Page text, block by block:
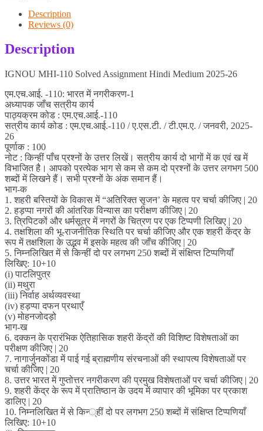
2025-
Description
Reviews (0)
Description
IGNOU MHI-110 Solved Assignment Hindi Medium 2025-26
एम.एच.आई. -110: भारत में नगरीकरण-1
अध्यापक जाँच सत्रीय कार्य
पाठ्यक्रम कोड : एम.एच.आई.-110
सत्रीय कार्य कोड : एम.एच.आई.-110 / ए.एस.टी. / टी.एम.ए. / जनवरी, 2025-
26
पूर्णाक : 100
नोट : किन्हीं पाँच प्रश्नों के उत्तर लिखें। सत्रीय कार्य दो भागों में क एवं ख में
विभाजित है। आपको प्रत्येक भाग से कम से कम दो प्रश्नों के उत्तर लगभग 500
शब्दों में लिखने हैं। सभी प्रश्नों के अंक समान हैं।
भाग-क
1. शहरी बस्तियों के विकास में “अतिरिक्त सृजन’ के महत्व पर चर्चा कीजिए | 20
2. हड़प्पा नगरों की आंतरिक विन्यास का परीक्षण कीजिए | 20
3. त्रिपिटकों और धर्मसूत्र में नगरों के चित्रण पर एक टिप्पणी लिखिए | 20
4. तक्षशिला की भू-राजनीतिक स्थिति पर चर्चा कीजिए और एक शहरी केंद्र के
रूप में तक्षशिला के उद्भव में इसके महत्व की जाँच कीजिए | 20
5. निम्नलिखित में से किन्हीं दो पर लगभग 250 शब्दों में संक्षिप्त टिप्पणियाँ
लिखिए: 10+10
(i) पाटलिपुत्र
(ii) मथुरा
(iii) निर्वाह अर्थव्यवस्था
(iv) हड़प्पा दफन प्रथाएँ
(v) मोहनजोदड़ो
भाग-ख
6. दक्कन के प्रारंभिक ऐतिहासिक शहरी केंद्रों की विशिष्ट विशेषताओं का
परीक्षण कीजिए | 20
7. नागार्जुनकोंडा में पाई गई ब्राह्मणीय संरचनाओं की स्थापत्य विशेषताओं पर
चर्चा कीजिए | 20
8. उत्तर भारत में गुप्तोत्तर नगरीकरण की प्रमुख विशेषताओं पर चर्चा कीजिए | 20
9. शहरी केंद्र के रूप में प्रातिष्ठान के उदय में व्यापार की भूमिका पर प्रकाश
डालिए | 20
10. निम्नलिखित में से किन्‍्हीं दो पर लगभग 250 शब्दों में संक्षिप्त टिप्पणियाँ
लिखिए: 10+10